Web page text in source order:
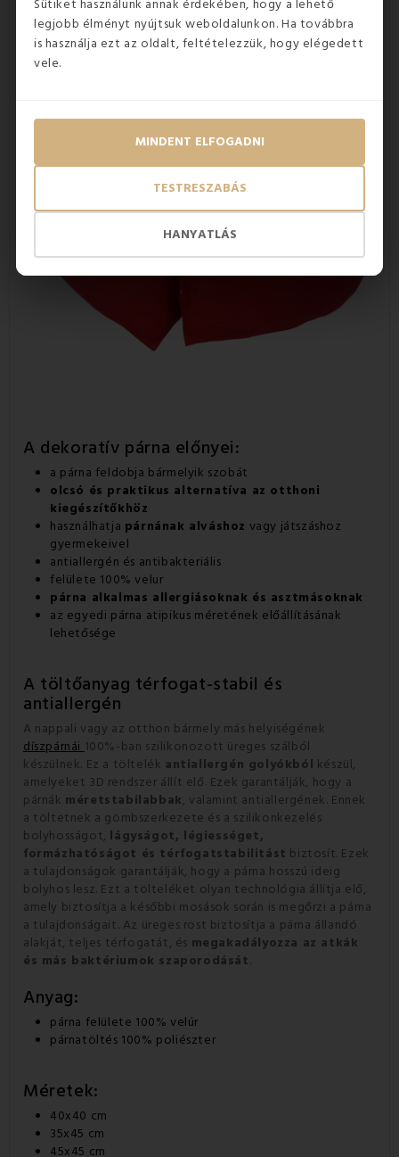
Sütiket használunk annak érdekében, hogy a lehető
legjobb élményt nyújtsuk weboldalunkon. Ha továbbra
is használja ezt az oldalt, feltételezzük, hogy elégedett
vele.
HANYATLÁS
TESTRESZABÁS
MINDENT ELFOGADNI
megfelelő kiegészítő, amely hiányzik a nappaliból vagy a
hálószobából? Próbálja meg elolvasni cikkünket:
dekoratív párnákat nem szabad kihagyni, praktikusak,
olcsóak
A dekoratív párna előnyei:
a párna feldobja bármelyik szobát
olcsó és praktikus alternatíva az otthoni
kiegészítőkhöz
használhatja párnának alváshoz vagy játszáshoz
gyermekeivel
antiallergén és antibakteriális
felülete 100% velur
párna alkalmas allergiásoknak és asztmásoknak
az egyedi párna atipikus méretének előállításának
lehetősége
A töltőanyag térfogat-stabil és
antiallergén
A nappali vagy az otthon bármely más helyiségének
díszpárnái 100%-ban szilikonozott üreges szálból
készülnek. Ez a töltelék antiallergén golyókból készül,
amelyeket 3D rendszer állít elő. Ezek garantálják, hogy a
párnák méretstabilabbak, valamint antiallergének. Ennek
a töltetnek a gömbszerkezete és a szilikonkezelés
bolyhosságot, lágyságot, légiességet,
formázhatóságot és térfogatstabilitást biztosít. Ezek
a tulajdonságok garantálják, hogy a párna hosszú ideig
bolyhos lesz. Ezt a tölteléket olyan technológia állítja elő,
amely biztosítja a későbbi mosások során is megőrzi a párna
a tulajdonságait. Az üreges rost biztosítja a párna állandó
alakját, teljes térfogatát, és megakadályozza az atkák
és más baktériumok szaporodását.
Anyag:
párna felülete 100% velúr
párnatöltés 100% poliészter
Méretek:
40x40 cm
35x45 cm
45x45 cm